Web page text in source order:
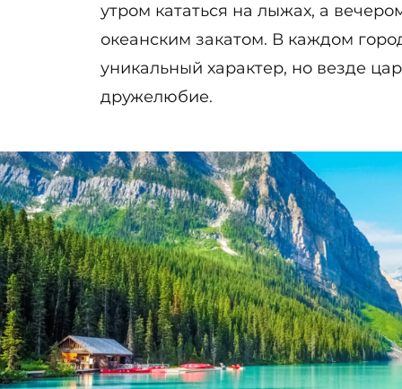
утром кататься на лыжах, а
океанским закатом. В каждом
уникальный характер, но везде
дружелюбие.